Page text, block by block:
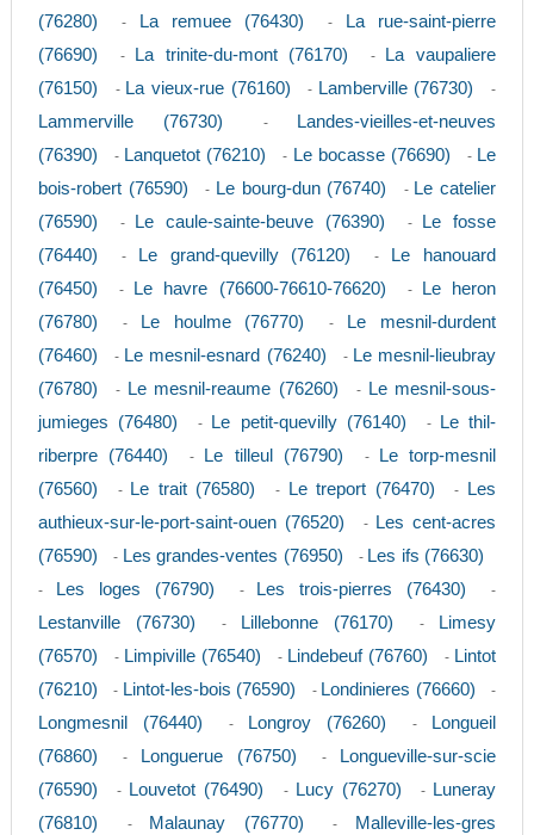
(76280)
- La remuee (76430) -
La rue-saint-pierre
(76690)
- La trinite-du-mont (76170) -
La vaupaliere
(76150)
- La vieux-rue (76160) - Lamberville (76730) -
Lammerville (76730) -
Landes-vieilles-et-neuves
(76390)
- Lanquetot (76210) - Le bocasse (76690) - Le
bois-robert (76590)
- Le bourg-dun (76740) - Le catelier
(76590)
- Le caule-sainte-beuve (76390) -
Le fosse
(76440)
- Le grand-quevilly (76120) -
Le hanouard
(76450)
- Le havre (76600-76610-76620) -
Le heron
(76780)
- Le houlme (76770) -
Le mesnil-durdent
(76460)
- Le mesnil-esnard (76240) - Le mesnil-lieubray
(76780)
- Le mesnil-reaume (76260) - Le mesnil-sous-
jumieges (76480)
- Le petit-quevilly (76140) -
Le thil-
riberpre (76440)
- Le tilleul (76790) -
Le torp-mesnil
(76560)
- Le trait (76580) - Le treport (76470) -
Les
authieux-sur-le-port-saint-ouen (76520)
- Les cent-acres
(76590)
- Les grandes-ventes (76950) - Les ifs (76630)
- Les loges (76790) - Les trois-pierres (76430) -
Lestanville (76730) - Lillebonne (76170) -
Limesy
(76570)
- Limpiville (76540) - Lindebeuf (76760) - Lintot
(76210)
- Lintot-les-bois (76590) - Londinieres (76660) -
Longmesnil (76440) - Longroy (76260) -
Longueil
(76860)
- Longuerue (76750) -
Longueville-sur-scie
(76590)
- Louvetot (76490) - Lucy (76270) - Luneray
(76810)
- Malaunay (76770) -
Malleville-les-gres